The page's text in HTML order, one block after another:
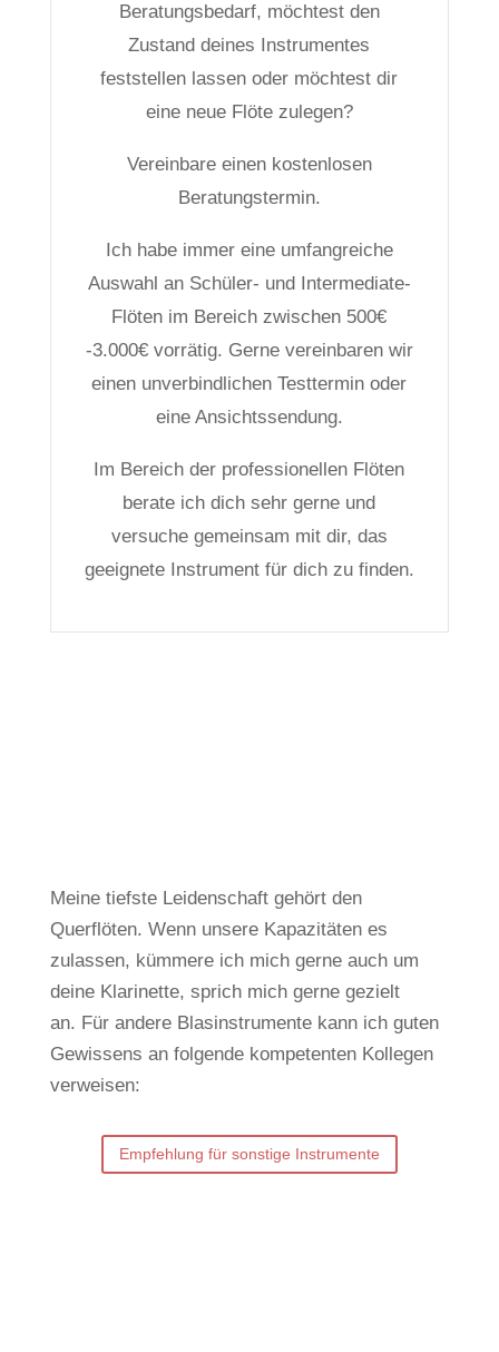
Beratungsbedarf, möchtest den
Zustand deines Instrumentes
feststellen lassen oder möchtest dir
eine neue Flöte zulegen?
Vereinbare einen kostenlosen
Beratungstermin.
Ich habe immer eine umfangreiche
Auswahl an Schüler- und Intermediate-
Flöten im Bereich zwischen 500€
-3.000€ vorrätig. Gerne vereinbaren wir
einen unverbindlichen Testtermin oder
eine Ansichtssendung.
Im Bereich der professionellen Flöten
berate ich dich sehr gerne und
versuche gemeinsam mit dir, das
geeignete Instrument für dich zu finden.
Meine tiefste Leidenschaft gehört den
Querflöten. Wenn unsere Kapazitäten es
zulassen, kümmere ich mich gerne auch um
deine Klarinette, sprich mich gerne gezielt
an. Für andere Blasinstrumente kann ich guten
Gewissens an folgende kompetenten Kollegen
verweisen:
Empfehlung für sonstige Instrumente